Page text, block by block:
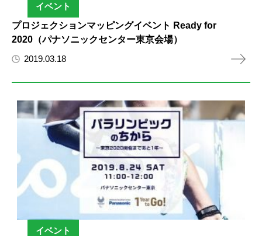
イベント
プロジェクションマッピングイベント Ready for
2020（パナソニックセンター東京会場）
2019.03.18
イベント